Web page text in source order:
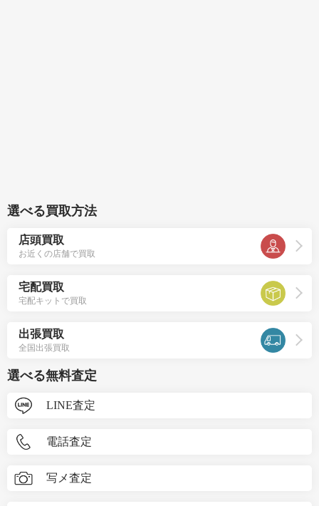
選べる買取方法
店頭買取
お近くの店舗で買取
宅配買取
宅配キットで買取
出張買取
全国出張買取
選べる無料査定
LINE査定
電話査定
写メ査定